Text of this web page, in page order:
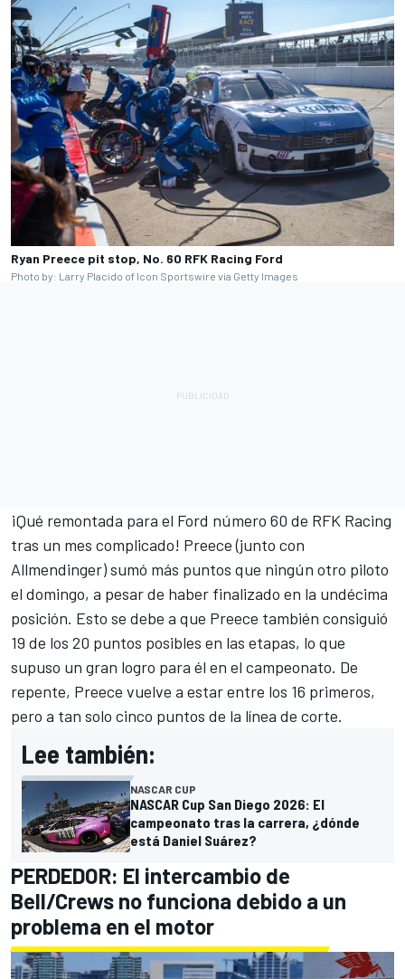
Ryan Preece pit stop, No. 60 RFK Racing Ford
Photo by: Larry Placido of Icon Sportswire via Getty Images
¡Qué remontada para el Ford número 60 de RFK Racing
tras un mes complicado! Preece (junto con
Allmendinger) sumó más puntos que ningún otro piloto
el domingo, a pesar de haber finalizado en la undécima
posición. Esto se debe a que Preece también consiguió
19 de los 20 puntos posibles en las etapas, lo que
supuso un gran logro para él en el campeonato. De
repente, Preece vuelve a estar entre los 16 primeros,
pero a tan solo cinco puntos de la línea de corte.
Lee también:
NASCAR CUP
NASCAR Cup San Diego 2026: El
campeonato tras la carrera, ¿dónde
está Daniel Suárez?
PERDEDOR: El intercambio de
Bell/Crews no funciona debido a un
problema en el motor